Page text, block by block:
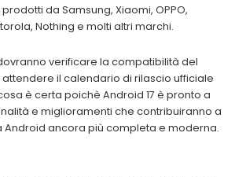
da Samsung, Xiaomi, OPPO,
Nothing e molti altri marchi.
verificare la compatibilità del
il calendario di rilascio ufficiale
è certa poichè Android 17 è pronto a
e miglioramenti che contribuiranno a
Android ancora più completa e moderna.